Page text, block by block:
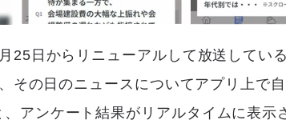
25日からリニューアルして放送している
その日のニュースについてアプリ上で
アンケート結果がリアルタイムに表示